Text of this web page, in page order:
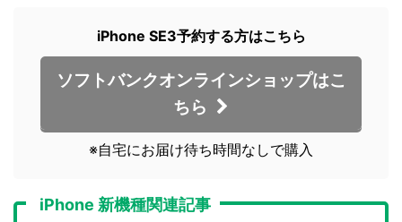
iPhone SE3予約する方はこちら
ソフトバンクオンラインショップはこ
ちら
※自宅にお届け待ち時間なしで購入
iPhone 新機種関連記事